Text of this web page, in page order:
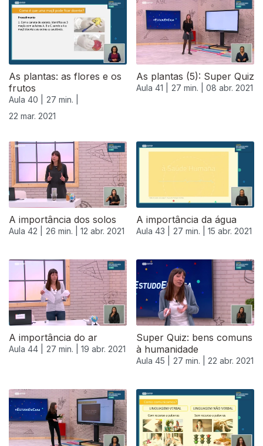
As plantas: as flores e os
frutos
Aula 40 |
27 min. |
22 mar. 2021
As plantas (5): Super Quiz
Aula 41 | 27 min. | 08 abr. 2021
A importância dos solos
Aula 42 | 26 min. | 12 abr. 2021
A importância da água
Aula 43 | 27 min. | 15 abr. 2021
A importância do ar
Aula 44 | 27 min. | 19 abr. 2021
Super Quiz: bens comuns
à humanidade
Aula 45 | 27 min. | 22 abr. 2021
540366